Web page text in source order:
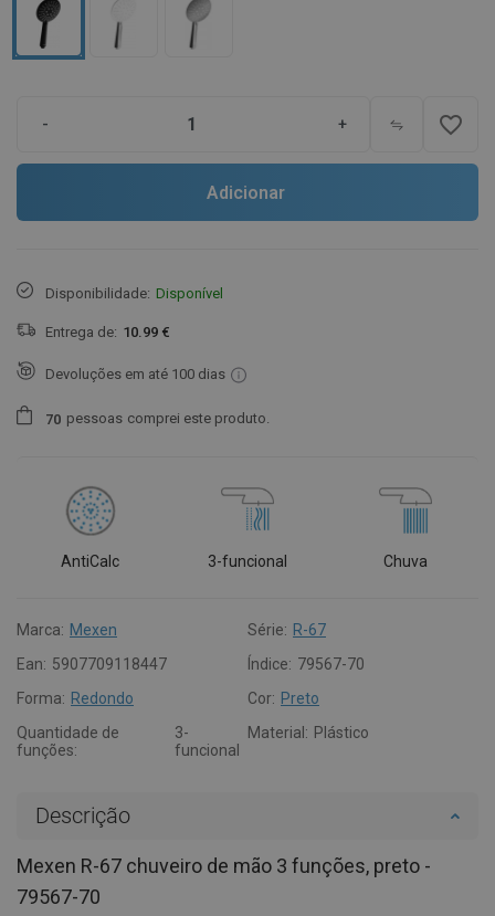
- + favorite_border
Adicionar
Disponibilidade: Disponível
Entrega de: 10.99 €
Devoluções em até 100 dias
70 pessoas comprei este produto.
AntiCalc 3-funcional Chuva
Marca: Mexen Série: R-67
Ean: 5907709118447 Índice: 79567-70
Forma: Redondo Cor: Preto
Quantidade de
funções:
3-
funcional
Material: Plástico
Descrição
Mexen R-67 chuveiro de mão 3 funções, preto -
79567-70